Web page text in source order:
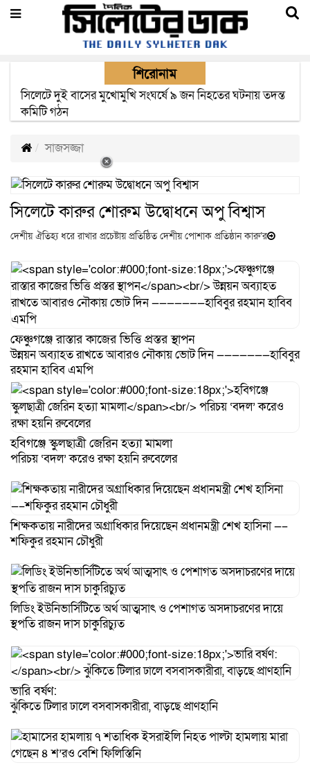
শিরোনাম
সিলেটে দুই বাসের মুখোমুখি সংঘর্ষে ৯ জন নিহতের ঘটনায় তদন্ত
কমিটি গঠন
সাজসজ্জা
সিলেটে কারুর শোরুম উদ্বোধনে অপু বিশ্বাস
দেশীয় ঐতিহ্য ধরে রাখার প্রচেষ্টায় প্রতিষ্ঠিত দেশীয় পোশাক প্রতিষ্ঠান কারু’র
ফেঞ্চুগঞ্জে রাস্তার কাজের ভিত্তি প্রস্তর স্থাপন
উন্নয়ন অব্যাহত রাখতে আবারও নৌকায় ভোট দিন ———————হাবিবুর
রহমান হাবিব এমপি
হবিগঞ্জে স্কুলছাত্রী জেরিন হত্যা মামলা
পরিচয় ‘বদল’ করেও রক্ষা হয়নি রুবেলের
শিক্ষকতায় নারীদের অগ্রাধিকার দিয়েছেন প্রধানমন্ত্রী শেখ হাসিনা —–
শফিকুর রহমান চৌধুরী
লিডিং ইউনিভার্সিটিতে অর্থ আত্মসাৎ ও পেশাগত অসদাচরণের দায়ে
স্থপতি রাজন দাস চাকুরিচ্যুত
ভারি বর্ষণ:
ঝুঁকিতে টিলার ঢালে বসবাসকারীরা, বাড়ছে প্রাণহানি